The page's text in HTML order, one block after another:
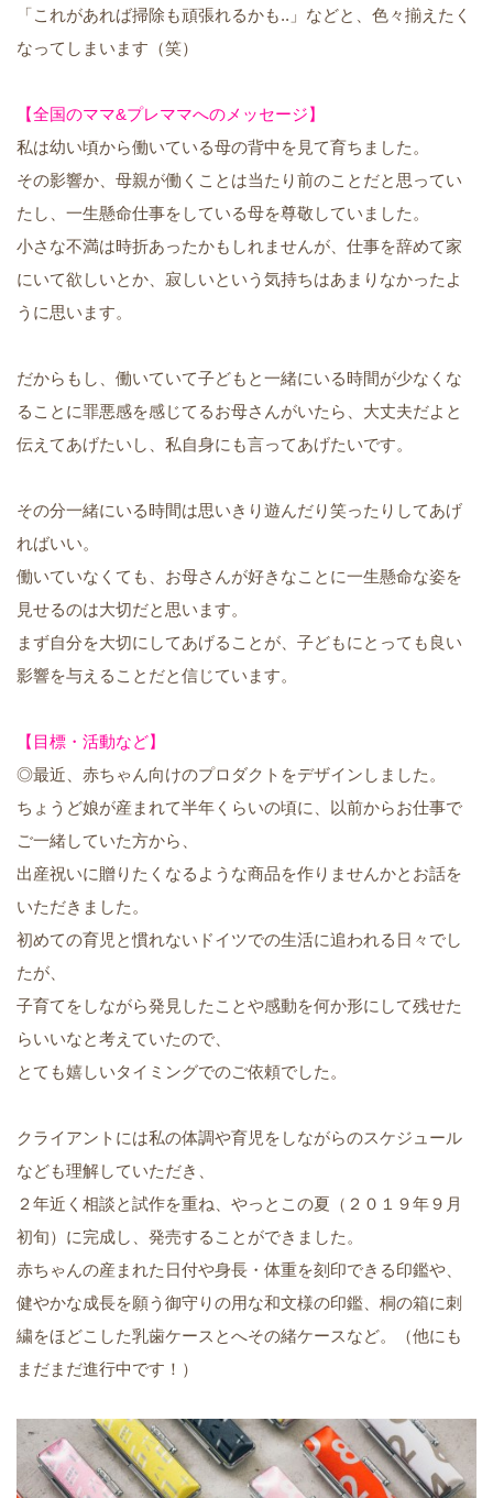
「これがあれば掃除も頑張れるかも..」などと、色々揃えたく
なってしまいます（笑）
【全国のママ&プレママへのメッセージ】
私は幼い頃から働いている母の背中を見て育ちました。
その影響か、母親が働くことは当たり前のことだと思ってい
たし、一生懸命仕事をしている母を尊敬していました。
小さな不満は時折あったかもしれませんが、仕事を辞めて家
にいて欲しいとか、寂しいという気持ちはあまりなかったよ
うに思います。
だからもし、働いていて子どもと一緒にいる時間が少なくな
ることに罪悪感を感じてるお母さんがいたら、大丈夫だよと
伝えてあげたいし、私自身にも言ってあげたいです。
その分一緒にいる時間は思いきり遊んだり笑ったりしてあげ
ればいい。
働いていなくても、お母さんが好きなことに一生懸命な姿を
見せるのは大切だと思います。
まず自分を大切にしてあげることが、子どもにとっても良い
影響を与えることだと信じています。
【目標・活動など】
◎最近、赤ちゃん向けのプロダクトをデザインしました。
ちょうど娘が産まれて半年くらいの頃に、以前からお仕事で
ご一緒していた方から、
出産祝いに贈りたくなるような商品を作りませんかとお話を
いただきました。
初めての育児と慣れないドイツでの生活に追われる日々でし
たが、
子育てをしながら発見したことや感動を何か形にして残せた
らいいなと考えていたので、
とても嬉しいタイミングでのご依頼でした。
クライアントには私の体調や育児をしながらのスケジュール
なども理解していただき、
２年近く相談と試作を重ね、やっとこの夏（２０１９年９月
初旬）に完成し、発売することができました。
赤ちゃんの産まれた日付や身長・体重を刻印できる印鑑や、
健やかな成長を願う御守りの用な和文様の印鑑、桐の箱に刺
繍をほどこした乳歯ケースとへその緒ケースなど。（他にも
まだまだ進行中です！）